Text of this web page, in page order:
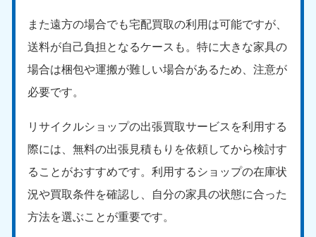
また遠方の場合でも宅配買取の利用は可能ですが、
送料が自己負担となるケースも。特に大きな家具の
場合は梱包や運搬が難しい場合があるため、注意が
必要です。
リサイクルショップの出張買取サービスを利用する
際には、無料の出張見積もりを依頼してから検討す
ることがおすすめです。利用するショップの在庫状
況や買取条件を確認し、自分の家具の状態に合った
方法を選ぶことが重要です。